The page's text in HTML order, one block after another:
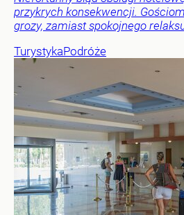
przykrych konsekwencji.
grozy, zamiast spokojnego
TurystykaPodróże